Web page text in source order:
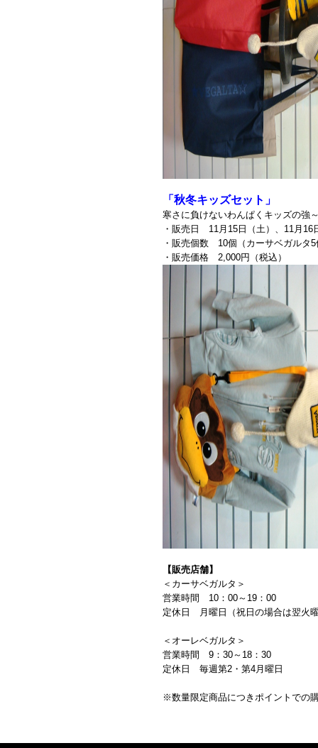
「秋冬キッズセット」
寒さに負けないわんぱくキッズの強
・販売日 11月15日（土）、11月16
・販売個数 10個（カーサベガルタ
・販売価格 2,000円（税込）
【販売店舗】
＜カーサベガルタ＞
営業時間 10：00～19：00
定休日 月曜日（祝日の場合は翌火
＜オーレベガルタ＞
営業時間 9：30～18：30
定休日 毎週第2・第4月曜日
※数量限定商品につきポイントでの